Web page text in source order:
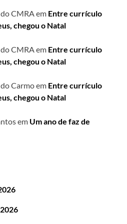
do CMRAem Entre currículo
chegou o Natal
do CMRAem Entre currículo
chegou o Natal
do Carmoem Entre currículo
chegou o Natal
em Um ano de faz de